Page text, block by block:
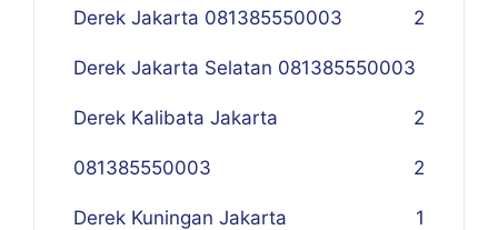
Derek Jakarta 081385550003 2
Derek Jakarta Selatan 081385550003
2
Derek Kalibata Jakarta
081385550003 2
Derek Kuningan Jakarta 1